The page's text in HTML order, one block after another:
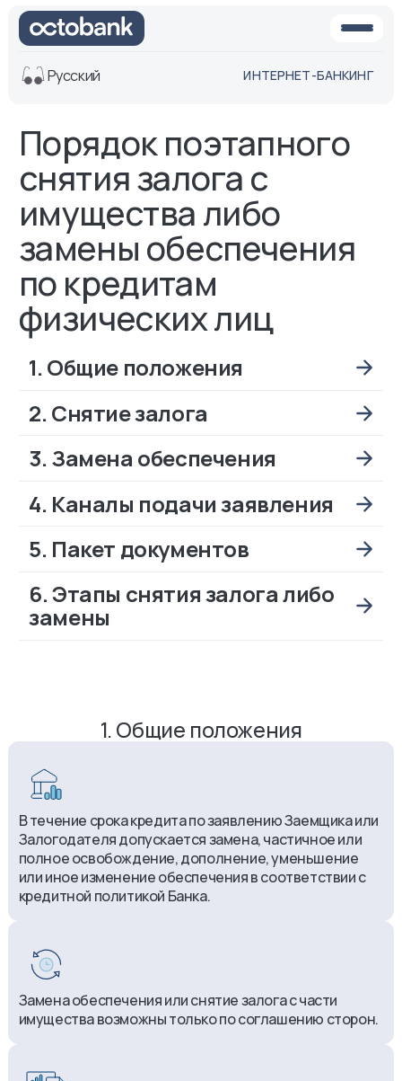
Вид
Обычная
версия
Черно-
белая
версия
Озвучить
Размер шрифта
Aa -
Aa
Aa +
Русский ИНТЕРНЕТ-БАНКИНГ
Порядок поэтапного
снятия залога с
имущества либо
замены обеспечения
по кредитам
физических лиц
1. Общие положения
2. Снятие залога
3. Замена обеспечения
4. Каналы подачи заявления
5. Пакет документов
6. Этапы снятия залога либо
замены
1. Общие положения
В течение срока кредита по заявлению Заемщика или
Залогодателя допускается замена, частичное или
полное освобождение, дополнение, уменьшение
или иное изменение обеспечения в соответствии с
кредитной политикой Банка.
Замена обеспечения или снятие залога с части
имущества возможны только по соглашению сторон.